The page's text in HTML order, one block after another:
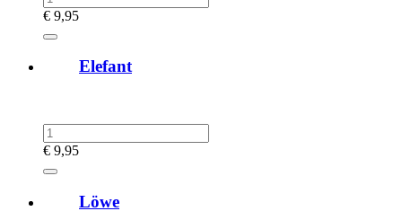
€ 9,95
Elefant
€ 9,95
Löwe